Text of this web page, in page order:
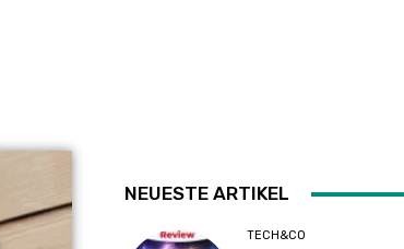
NEUESTE ARTIKEL
TECH&CO